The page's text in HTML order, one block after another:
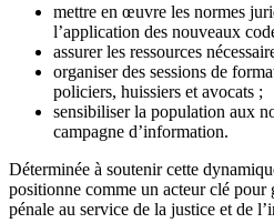
mettre en œuvre les normes
l’application des nouveaux
assurer les ressources
organiser des sessions de
policiers, huissiers et avocats ;
sensibiliser la population aux
campagne d’information.
Déterminée à soutenir cette
positionne comme un acteur clé pour
pénale au service de la justice et de